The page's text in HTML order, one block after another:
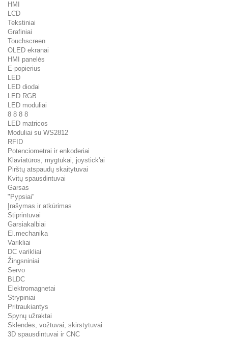
HMI
LCD
Tekstiniai
Grafiniai
Touchscreen
OLED ekranai
HMI panelės
E-popierius
LED
LED diodai
LED RGB
LED moduliai
8 8 8 8
LED matricos
Moduliai su WS2812
RFID
Potenciometrai ir enkoderiai
Klaviatūros, mygtukai, joystick'ai
Pirštų atspaudų skaitytuvai
Kvitų spausdintuvai
Garsas
"Pypsiai"
Įrašymas ir atkūrimas
Stiprintuvai
Garsiakalbiai
El.mechanika
Varikliai
DC varikliai
Žingsniniai
Servo
BLDC
Elektromagnetai
Strypiniai
Pritraukiantys
Spynų užraktai
Sklendės, vožtuvai, skirstytuvai
3D spausdintuvai ir CNC